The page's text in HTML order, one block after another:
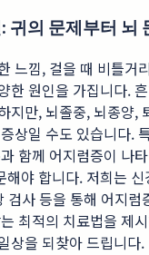
귀의 문제부터 뇌
느낌, 걸을 때 비틀거
한 원인을 가집니다.
지만, 뇌졸중, 뇌종양,
상일 수도 있습니다.
함께 어지럼증이 나
해야 합니다. 저희는
검사 등을 통해 어지럼
최적의 치료법을 제
상을 되찾아 드립니다.